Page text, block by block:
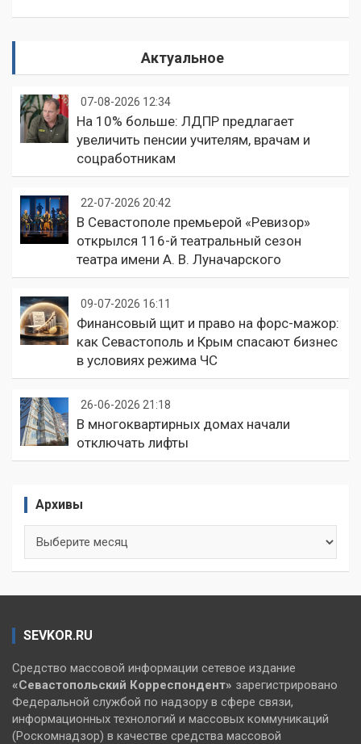
Актуальное
07-08-2026 12:34
На 10% больше: ЛДПР предлагает
увеличить пенсии учителям, врачам и
соцработникам
22-07-2026 20:42
В Севастополе премьерой «Ревизор»
открылся 116-й театральный сезон
театра имени А. В. Луначарского
09-07-2026 16:11
Финансовый щит и право на форс-мажор:
как Севастополь и Крым спасают бизнес
в условиях режима ЧС
26-06-2026 21:18
В многоквартирных домах начали
отключать лифты
Архивы
SEVKOR.RU
Средство массовой информации сетевое издание
«Севастопольский Корреспондент» зарегистрировано
Федеральной службой по надзору в сфере связи,
информационных технологий и массовых коммуникаций
(Роскомнадзор) в качестве средства массовой